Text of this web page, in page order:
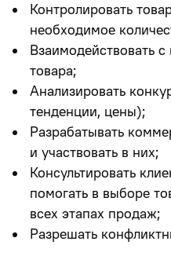
Контролировать
необходимое
Взаимодействовать
товара;
Анализировать
тенденции, цены);
Разрабатывать
и участвовать в них;
Консультировать
помогать в выборе
всех этапах продаж;
Разрешать